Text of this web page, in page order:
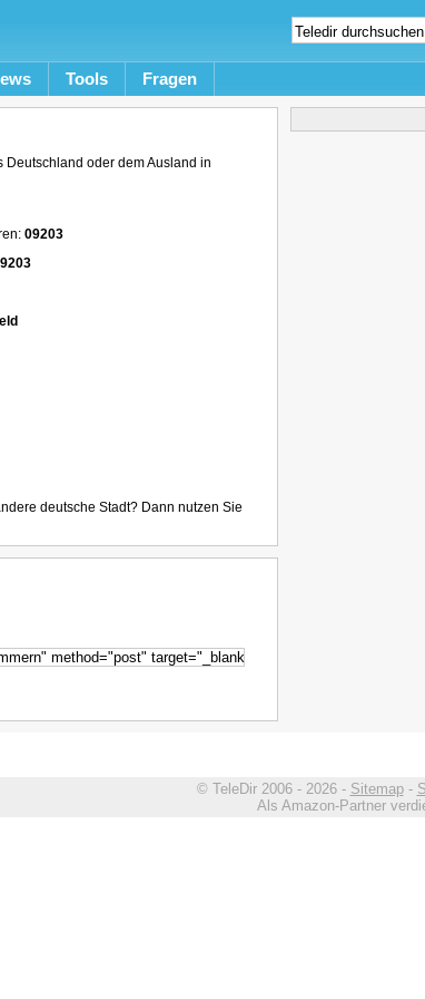
Tools Fragen
oder dem Ausland in
09203
deutsche Stadt? Dann nutzen Sie
© TeleDir 2006 - 2026 - Sitemap-
Als Amazon-Partner